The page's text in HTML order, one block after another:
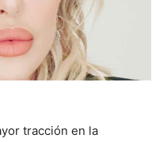
tracción en la